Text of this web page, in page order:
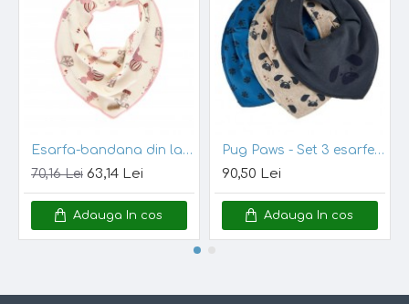
izoleaza foarte bine. Pentru hainele copiilor, este ideala,
fiind deosebit de importanta pentru bebelusi, deoarece
ajuta la reglarea temperaturii corpului. Fibrele
absorbante din lana asigura pastrarea uscata a pielii
delicate a copilului. In sezonul rece, numeroasele
buzunare dintre fibrele de lana ajuta la mentinerea
caldurii organismului (ajuta aerul cald sa circule liber
corpului este controlata in mod natural. De asemenea,
la o umiditate de pana la 33% a lanii, aceasta nu se
Datoritatermoreglarii si a faptului ca lenjeria Dilling e
subtire, aceasta e confortabila in orice anotimp.
Pantaloniisunt subtiri. ideali de purtat in casa pur si
Esarfa-bandana din lana merinos si bambus - CeLaVi - Starling
70,16 Lei 63,14 Lei
Adauga In cos
Pug Paws - Set 3 esarfe pentru bebelusi - Pippi
90,50 Lei
Adauga In cos